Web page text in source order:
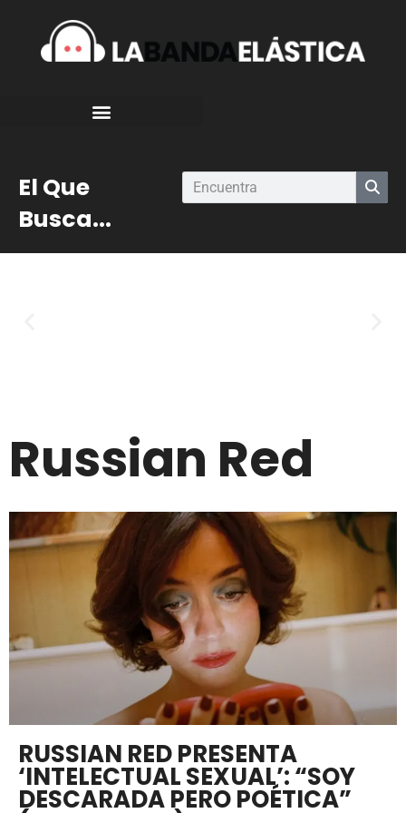
El Que
Busca...
Russian Red
RUSSIAN RED PRESENTA
‘INTELECTUAL SEXUAL’: “SOY
DESCARADA PERO POÉTICA”